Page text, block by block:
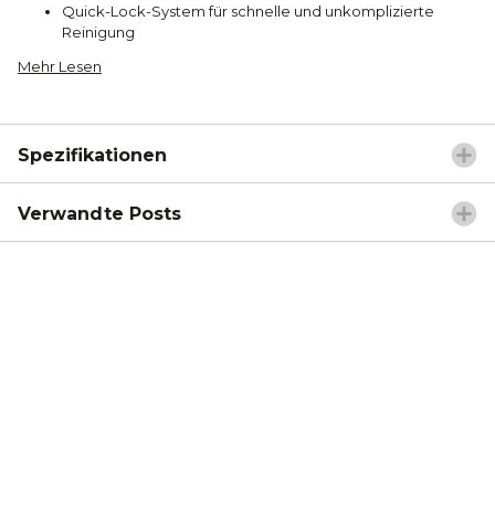
Quick-Lock-System für schnelle und unkomplizierte
Reinigung
Mehr Lesen
Spezifikationen
Verwandte Posts